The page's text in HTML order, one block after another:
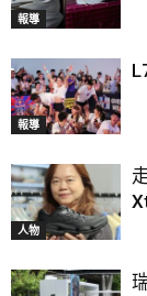
報導
報導
人物